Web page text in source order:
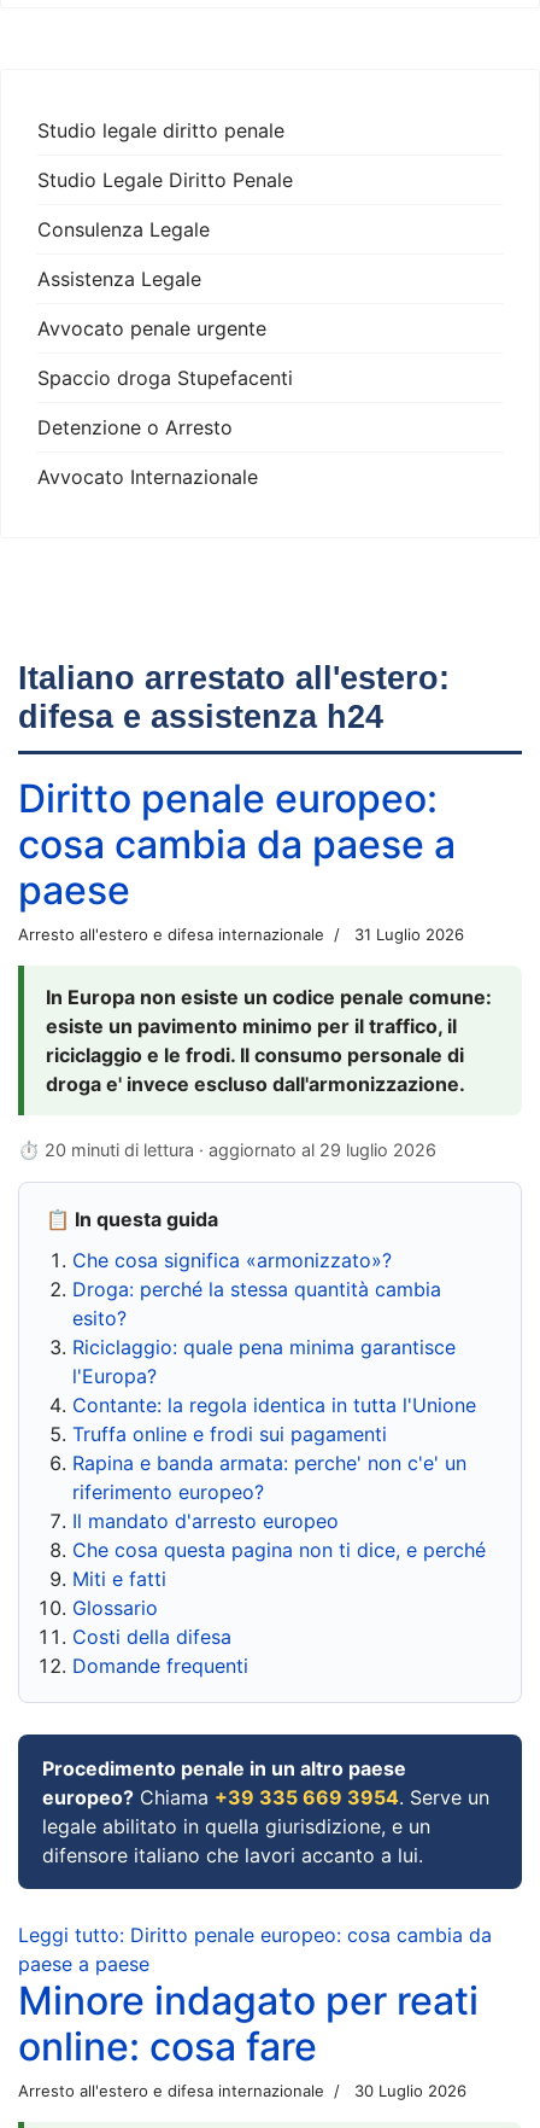
Studio legale diritto penale
Studio Legale Diritto Penale
Consulenza Legale
Assistenza Legale
Avvocato penale urgente
Spaccio droga Stupefacenti
Detenzione o Arresto
Avvocato Internazionale
Italiano arrestato all'estero:
difesa e assistenza h24
Diritto penale europeo:
cosa cambia da paese a
paese
Arresto all'estero e difesa internazionale 31 Luglio 2026
In Europa non esiste un codice penale comune:
esiste un pavimento minimo per il traffico, il
riciclaggio e le frodi. Il consumo personale di
droga e' invece escluso dall'armonizzazione.
⏱ 20 minuti di lettura · aggiornato al 29 luglio 2026
📋 In questa guida
Che cosa significa «armonizzato»?
Droga: perché la stessa quantità cambia
esito?
Riciclaggio: quale pena minima garantisce
l'Europa?
Contante: la regola identica in tutta l'Unione
Truffa online e frodi sui pagamenti
Rapina e banda armata: perche' non c'e' un
riferimento europeo?
Il mandato d'arresto europeo
Che cosa questa pagina non ti dice, e perché
Miti e fatti
Glossario
Costi della difesa
Domande frequenti
Procedimento penale in un altro paese
europeo? Chiama +39 335 669 3954. Serve un
legale abilitato in quella giurisdizione, e un
difensore italiano che lavori accanto a lui.
Leggi tutto: Diritto penale europeo: cosa cambia da
paese a paese
Minore indagato per reati
online: cosa fare
Arresto all'estero e difesa internazionale 30 Luglio 2026